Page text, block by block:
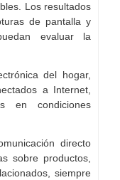
Los resultados
de pantalla y
evaluar la
del hogar,
a Internet,
en condiciones
directo
sobre productos,
siempre